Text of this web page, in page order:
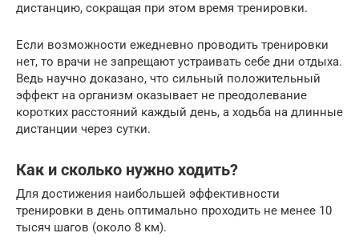
дистанцию, сокращая при этом время тренировки.
Если возможности ежедневно проводить тренировки
нет, то врачи не запрещают устраивать себе дни отдыха.
Ведь научно доказано, что сильный положительный
эффект на организм оказывает не преодолевание
коротких расстояний каждый день, а ходьба на длинные
дистанции через сутки.
Как и сколько нужно ходить?
Для достижения наибольшей эффективности
тренировки в день оптимально проходить не менее 10
тысяч шагов (около 8 км).